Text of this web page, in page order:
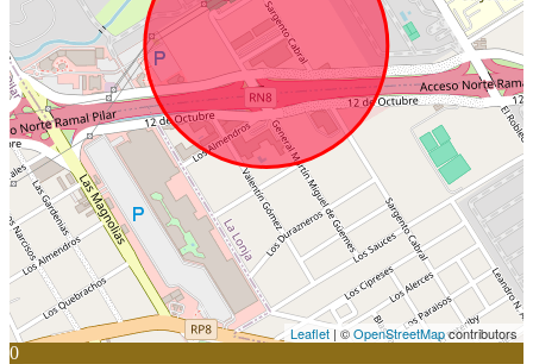
Leaflet | ©OpenStreetMapcontributors
0